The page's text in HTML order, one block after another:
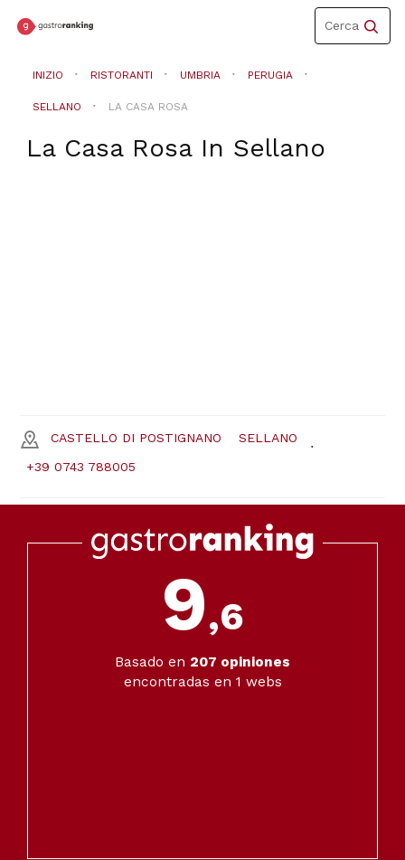
Toggle
navigation
Cerca
INIZIO RISTORANTI UMBRIA PERUGIA
SELLANO LA CASA ROSA
La Casa RosaIn Sellano
CASTELLO DI POSTIGNANO SELLANO
+39 0743 788005
9,6
Basado en 207 opiniones
encontradas en 1 webs